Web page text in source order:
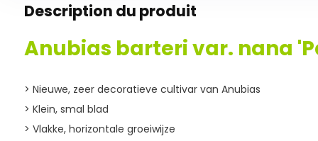
Description du produit
Anubias barteri var. nana
> Nieuwe, zeer decoratieve cultivar van Anubias
> Klein, smal blad
> Vlakke, horizontale groeiwijze